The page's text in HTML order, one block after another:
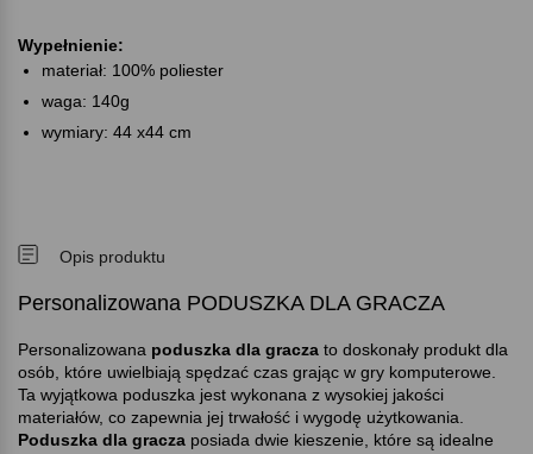
Wypełnienie:
materiał: 100% poliester
waga: 140g
wymiary: 44 x44 cm
Opis produktu
Personalizowana PODUSZKA DLA GRACZA
Personalizowana poduszka dla gracza to doskonały produkt dla
osób, które uwielbiają spędzać czas grając w gry komputerowe.
Ta wyjątkowa poduszka jest wykonana z wysokiej jakości
materiałów, co zapewnia jej trwałość i wygodę użytkowania.
Poduszka dla gracza posiada dwie kieszenie, które są idealne